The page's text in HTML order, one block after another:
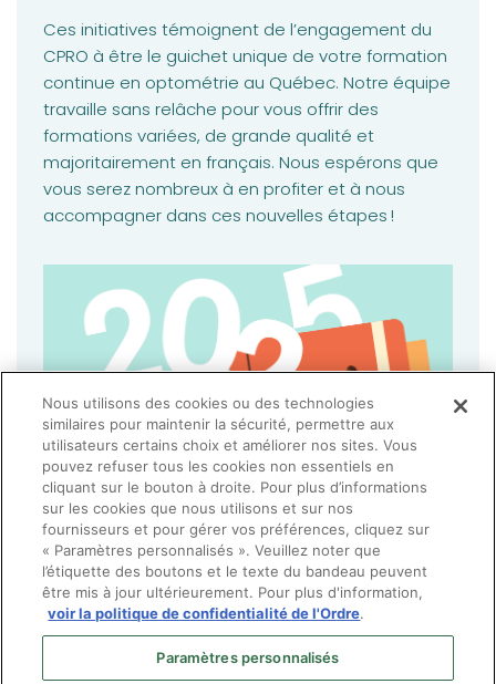
Ces initiatives témoignent de l’engagement du
CPRO à être le guichet unique de votre formation
continue en optométrie au Québec. Notre équipe
travaille sans relâche pour vous offrir des
formations variées, de grande qualité et
majoritairement en français. Nous espérons que
vous serez nombreux à en profiter et à nous
accompagner dans ces nouvelles étapes !
Nous utilisons des cookies ou des technologies
similaires pour maintenir la sécurité, permettre aux
utilisateurs certains choix et améliorer nos sites. Vous
pouvez refuser tous les cookies non essentiels en
cliquant sur le bouton à droite. Pour plus d’informations
sur les cookies que nous utilisons et sur nos
fournisseurs et pour gérer vos préférences, cliquez sur
« Paramètres personnalisés ». Veuillez noter que
l’étiquette des boutons et le texte du bandeau peuvent
être mis à jour ultérieurement. Pour plus d'information,
voir la politique de confidentialité de l'Ordre.
Paramètres personnalisés